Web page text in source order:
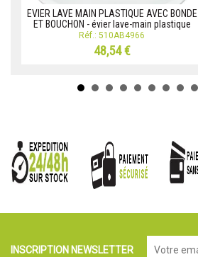
EVIER LAVE MAIN PLASTIQUE AVEC BONDE
ET BOUCHON - évier lave-main plastique
Réf.: 510AB4966
48,54 €
INSCRIPTION NEWSLETTER